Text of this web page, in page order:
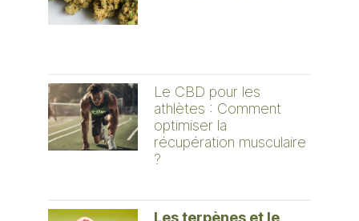
Le CBD pour les
athlètes : Comment
optimiser la
récupération musculaire
?
Les terpènes et le